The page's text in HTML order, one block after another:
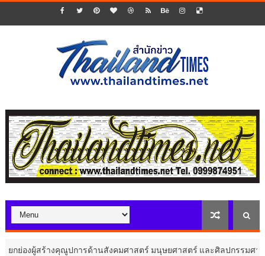
ปการด้านสังคมศาสตร์ มนุษยศาสตร์ และศิลปกรรมศาสตร์ ประชาสัมพั